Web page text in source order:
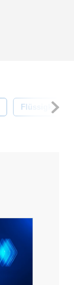
Flüssigkeit